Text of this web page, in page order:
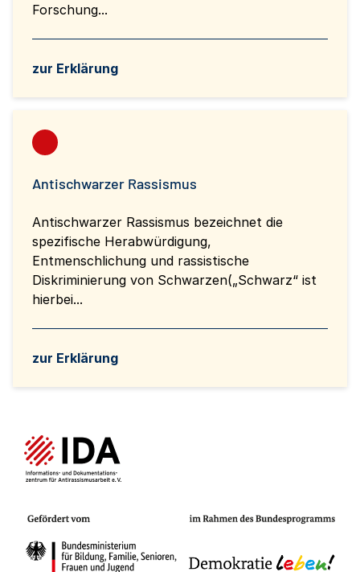
Forschung...
zur Erklärung
Antischwarzer Rassismus
Antischwarzer Rassismus bezeichnet die
spezifische Herabwürdigung,
Entmenschlichung und rassistische
Diskriminierung von Schwarzen(„Schwarz“ ist
hierbei...
zur Erklärung